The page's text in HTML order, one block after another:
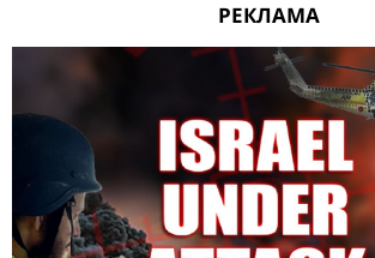
РЕКЛАМА